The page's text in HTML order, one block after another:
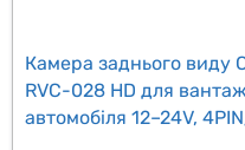
Камера заднього виду
RVC-028 HD для
автомобіля 12–24V,